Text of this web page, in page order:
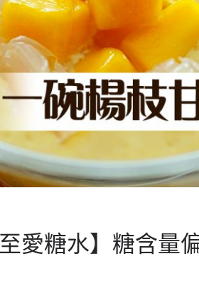
至愛糖水】糖含量